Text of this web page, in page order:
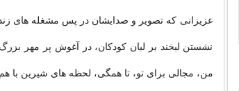
عزیزانى که تصویر و صدایشان در پس مشغله هاى
نشستن لبخند بر لبان کودکان، در آغوش پر مهر
من، مجالى براى تو، تا همگى، لحظه هاى شیرین با هم